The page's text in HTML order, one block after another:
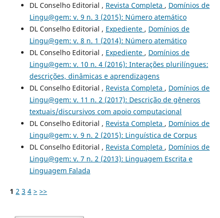
DL Conselho Editorial , Revista Completa , Domínios de
Lingu@gem: v. 9 n. 3 (2015): Número atemático
DL Conselho Editorial , Expediente , Domínios de
Lingu@gem: v. 8 n. 1 (2014): Número atemático
DL Conselho Editorial , Expediente , Domínios de
Lingu@gem: v. 10 n. 4 (2016): Interações plurilíngues:
descrições, dinâmicas e aprendizagens
DL Conselho Editorial , Revista Completa , Domínios de
Lingu@gem: v. 11 n. 2 (2017): Descrição de gêneros
textuais/discursivos com apoio computacional
DL Conselho Editorial , Revista Completa , Domínios de
Lingu@gem: v. 9 n. 2 (2015): Linguística de Corpus
DL Conselho Editorial , Revista Completa , Domínios de
Lingu@gem: v. 7 n. 2 (2013): Linguagem Escrita e
Linguagem Falada
1 2 3 4 > >>